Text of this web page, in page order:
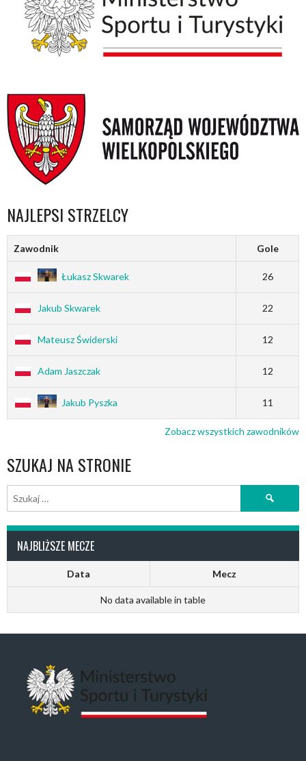
NAJLEPSI STRZELCY
Zawodnik Gole
Łukasz Skwarek 26
Jakub Skwarek 22
Mateusz Świderski 12
Adam Jaszczak 12
Jakub Pyszka 11
Zobacz wszystkich zawodników
SZUKAJ NA STRONIE
Szukaj:
NAJBLIŻSZE MECZE
Data Mecz
No data available in table